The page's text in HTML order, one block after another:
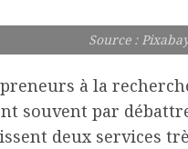
Source :
à la
souvent par
deux services